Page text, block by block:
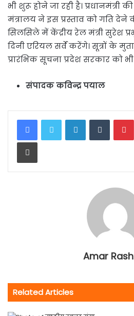
भी शुरू होने जा रही है।
मंत्रालय ने इस प्रस्ताव को गति देने
सिलसिले में केंद्रीय रेल मंत्री सुरेश
दिनी एरियल सर्वे करेंगे। सूत्रों के
प्रारंभिक सूचना प्रदेश सरकार को भी
संपादक कविन्द्र पयाल
LinkedInTumblr
Print
Amar
Related Articles